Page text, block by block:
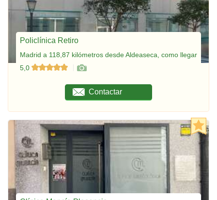
Policlínica Retiro
Madrid a 118,87 kilómetros desde Aldeaseca, como llegar
5,0
Contactar